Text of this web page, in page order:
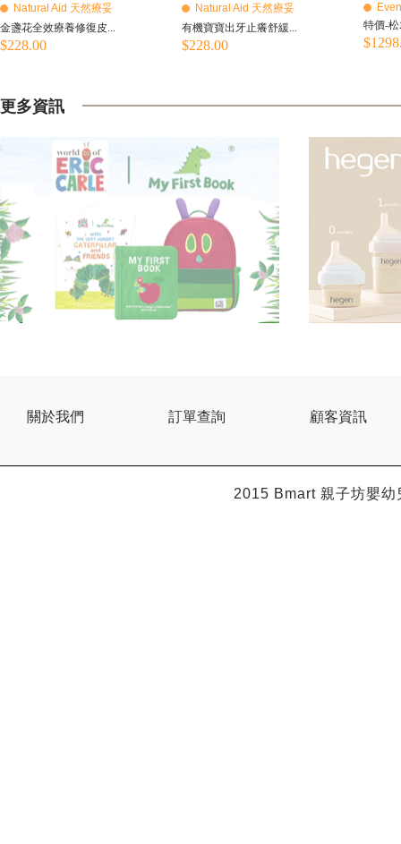
Natural Aid 天然療妥
金盞花全效療養修復皮...
$228.00
Natural Aid 天然療妥
有機寶寶出牙止癢舒緩...
$228.00
特價-
更多資訊
關於我們 訂單查詢 顧客資訊
2015 Bmart親子坊嬰幼